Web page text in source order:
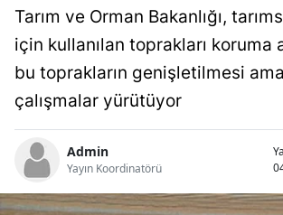
Tarım ve Orman Bakanlığı,
için kullanılan toprakları koruma
bu toprakların genişletilmesi
çalışmalar yürütüyor
Admin
Yayın Koordinatörü